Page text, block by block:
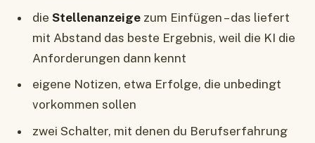
die Stellenanzeigezum Einfügen – das liefert
mit Abstand das beste Ergebnis, weil die KI die
Anforderungen dann kennt
eigene Notizen, etwa Erfolge, die unbedingt
vorkommen sollen
zwei Schalter, mit denen du Berufserfahrung